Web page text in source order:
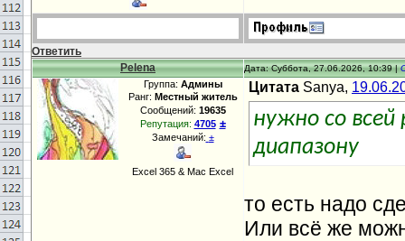
Ответить
Pelena
Дата: Суббота, 27.06.2026, 10:39 |
Группа: Админы
Ранг: Местный житель
Сообщений: 19635
Репутация: 4705 ±
Замечаний: ±
Excel 365 & Mac Excel
Цитата Sanya,
нужно со всей
диапазону
то есть надо
Или всё же